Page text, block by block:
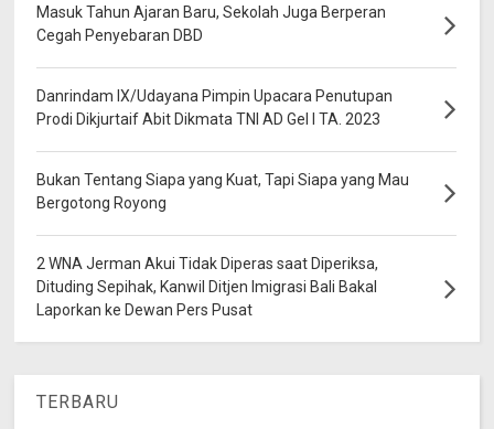
Masuk Tahun Ajaran Baru, Sekolah Juga Berperan
Cegah Penyebaran DBD
Danrindam IX/Udayana Pimpin Upacara Penutupan
Prodi Dikjurtaif Abit Dikmata TNI AD Gel I TA. 2023
Bukan Tentang Siapa yang Kuat, Tapi Siapa yang Mau
Bergotong Royong
2 WNA Jerman Akui Tidak Diperas saat Diperiksa,
Dituding Sepihak, Kanwil Ditjen Imigrasi Bali Bakal
Laporkan ke Dewan Pers Pusat
TERBARU